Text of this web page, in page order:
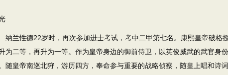
兰性德22岁时，再次参加进士考试，考中二甲第七名。康熙皇帝破格
为二等，再升为一等。作为皇帝身边的御前侍卫，以英俊威武的武官身
随皇帝南巡北狩，游历四方，奉命参与重要的战略侦察，随皇上唱和诗